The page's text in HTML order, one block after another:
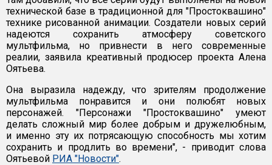
технической базе в традиционной для "Простоквашино"
технике рисованной анимации. Создатели новых серий
надеются сохранить атмосферу советского
мультфильма, но привнести в него современные
реалии, заявила креативный продюсер проекта Алена
Оятьева.
Она выразила надежду, что зрителям продолжение
мультфильма понравится и они полюбят новых
персонажей. "Персонажи "Простоквашино" умеют
делать сложный мир более добрым и дружелюбным,
и именно эту их потрясающую способность мы хотим
сохранить и продлить во времени", - приводит слова
Оятьевой РИА "Новости".